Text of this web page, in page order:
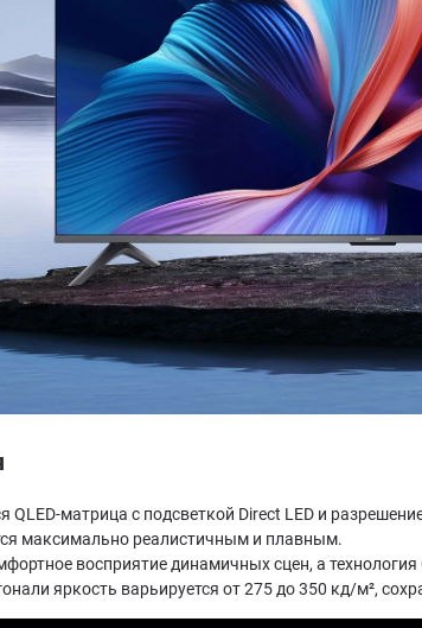
QLED-матрица с подсветкой Direct LED и
максимально реалистичным и плавным.
восприятие динамичных сцен, а
яркость варьируется от 275 до 350 кд/м²,